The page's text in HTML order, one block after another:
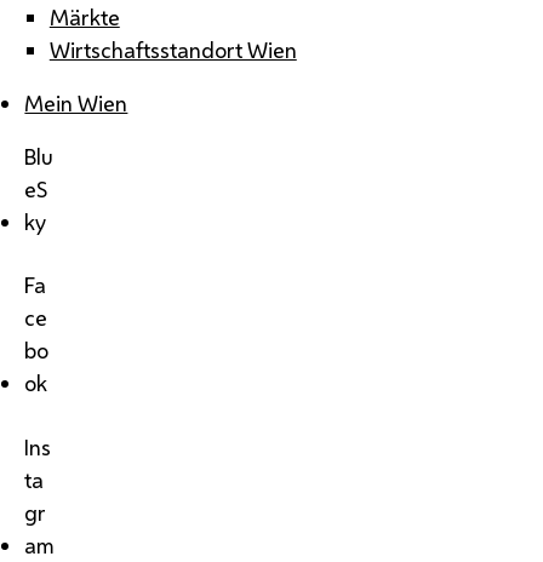
Märkte
Wirtschaftsstandort Wien
Mein Wien
Blu
eS
ky
Fa
ce
bo
ok
Ins
ta
gr
am